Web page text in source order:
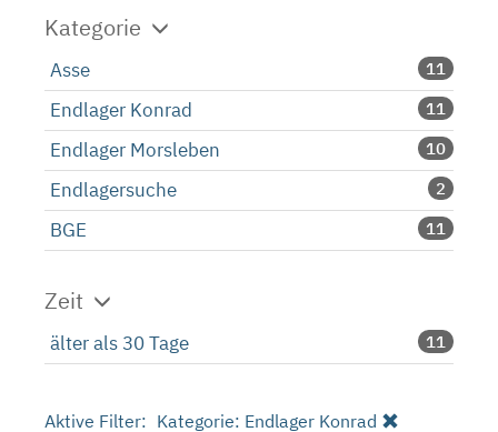
Kategorie
Asse 11
Endlager Konrad 11
Endlager Morsleben 10
Endlagersuche 2
BGE 11
Zeit
älter als 30 Tage 11
Aktive Filter: Kategorie: Endlager Konrad